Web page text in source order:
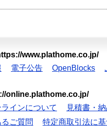
www.plathome.co.jp/
電子公告 OpenBlocks
online.plathome.co.jp/
インについて
見積書・
ご質問
特定商取引法に